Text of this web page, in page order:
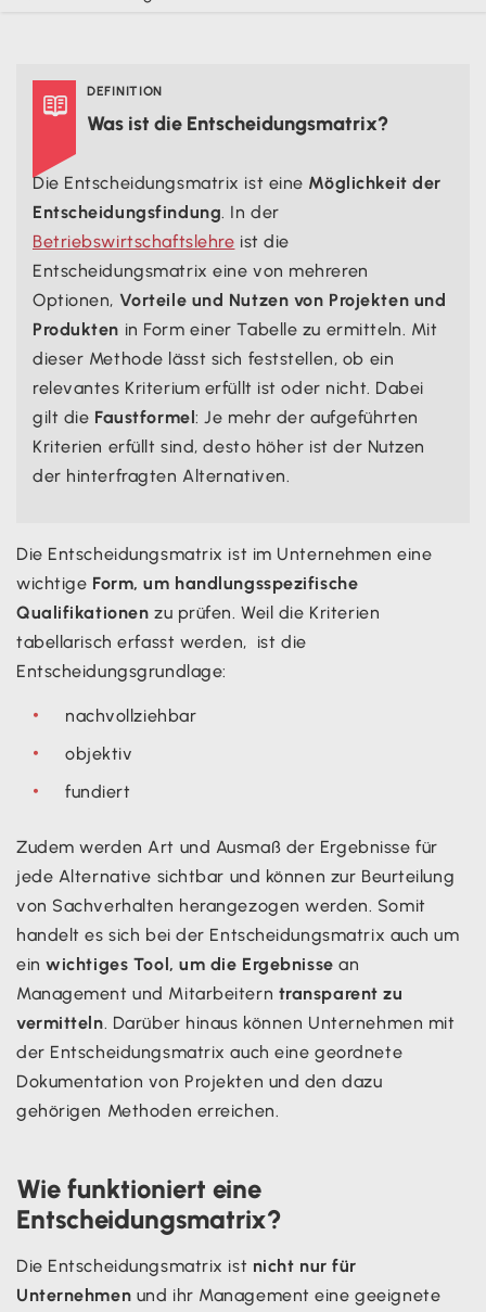
 DEFINITION
Was ist die Entscheidungsmatrix?
Die Entscheidungsmatrix ist eine Möglichkeit der
Entscheidungsfindung. In der
Betriebswirtschaftslehre ist die
Entscheidungsmatrix eine von mehreren
Optionen, Vorteile und Nutzen von Projekten und
Produkten in Form einer Tabelle zu ermitteln. Mit
dieser Methode lässt sich feststellen, ob ein
relevantes Kriterium erfüllt ist oder nicht. Dabei
gilt die Faustformel: Je mehr der aufgeführten
Kriterien erfüllt sind, desto höher ist der Nutzen
der hinterfragten Alternativen.
Die Entscheidungsmatrix ist im Unternehmen eine
wichtige Form, um handlungsspezifische
Qualifikationen zu prüfen. Weil die Kriterien
tabellarisch erfasst werden, ist die
Entscheidungsgrundlage:
nachvollziehbar
objektiv
fundiert
Zudem werden Art und Ausmaß der Ergebnisse für
jede Alternative sichtbar und können zur Beurteilung
von Sachverhalten herangezogen werden. Somit
handelt es sich bei der Entscheidungsmatrix auch um
einwichtiges Tool, um die Ergebnisse an
Management und Mitarbeitern transparent zu
vermitteln. Darüber hinaus können Unternehmen mit
der Entscheidungsmatrix auch eine geordnete
Dokumentation von Projekten und den dazu
gehörigen Methoden erreichen.
Wie funktioniert eine
Entscheidungsmatrix?
Die Entscheidungsmatrix ist nicht nur für
Unternehmen und ihr Management eine geeignete